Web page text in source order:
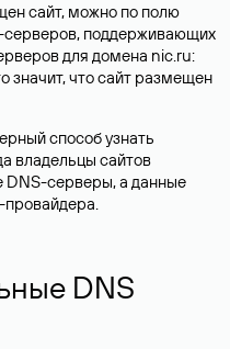
сайт, можно по полю
серверов, поддерживающих
для домена nic.ru:
значит, что сайт размещен
способ узнать
владельцы сайтов
DNS-серверы, а данные
провайдера.
DNS